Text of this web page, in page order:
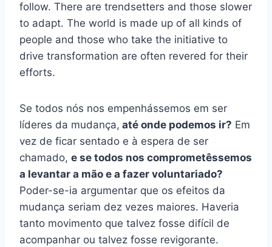
follow. There are trendsetters and those slower
to adapt. The world is made up of all kinds of
people and those who take the initiative to
drive transformation are often revered for their
efforts.
Se todos nós nos empenhássemos em ser
líderes da mudança, até onde podemos ir? Em
vez de ficar sentado e à espera de ser
chamado, e se todos nos comprometêssemos
a levantar a mão e a fazer voluntariado?
Poder-se-ia argumentar que os efeitos da
mudança seriam dez vezes maiores. Haveria
tanto movimento que talvez fosse difícil de
acompanhar ou talvez fosse revigorante.